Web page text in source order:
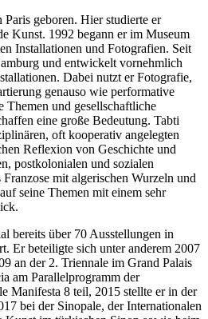
geboren. Hier studierte er
Kunst. 1992 begann er im Museum
Installationen und Fotografien. Seit
und entwickelt vornehmlich
Dabei nutzt er Fotografie,
genauso wie performative
Themen und gesellschaftliche
eine große Bedeutung. Tabti
oft kooperativ angelegten
Reflexion von Geschichte und
postkolonialen und sozialen
mit algerischen Wurzeln und
seine Themen mit einem sehr
bereits über 70 Ausstellungen in
Er beteiligte sich unter anderem 2007
an der 2. Triennale im Grand Palais
am Parallelprogramm der
Manifesta 8 teil, 2015 stellte er in der
bei der Sinopale, der Internationalen